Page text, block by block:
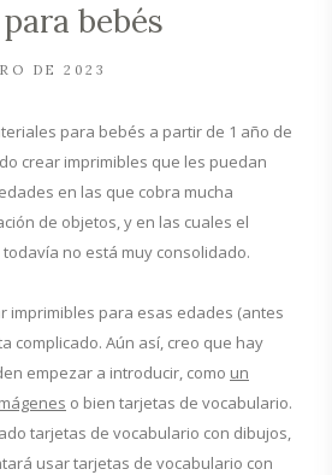
bebés
DE 2023
para bebés a partir de 1 año de
crear imprimibles que les puedan
en las que cobra mucha
de objetos, y en las cuales el
no está muy consolidado.
imprimibles para esas edades (antes
complicado. Aún así, creo que hay
empezar a introducir, como un
o bien tarjetas de vocabulario.
tarjetas de vocabulario con dibujos,
usar tarjetas de vocabulario con